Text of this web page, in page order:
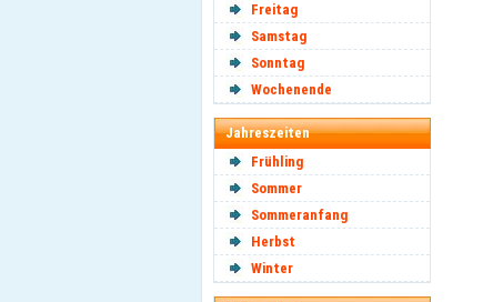
Freitag
Samstag
Sonntag
Wochenende
Jahreszeiten
Frühling
Sommer
Sommeranfang
Herbst
Winter